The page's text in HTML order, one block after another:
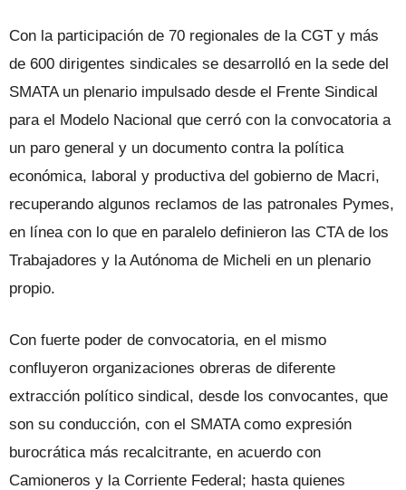
Con la participación de 70 regionales de la CGT y más
de 600 dirigentes sindicales se desarrolló en la sede del
SMATA un plenario impulsado desde el Frente Sindical
para el Modelo Nacional que cerró con la convocatoria a
un paro general y un documento contra la política
económica, laboral y productiva del gobierno de Macri,
recuperando algunos reclamos de las patronales Pymes,
en línea con lo que en paralelo definieron las CTA de los
Trabajadores y la Autónoma de Micheli en un plenario
propio.
Con fuerte poder de convocatoria, en el mismo
confluyeron organizaciones obreras de diferente
extracción político sindical, desde los convocantes, que
son su conducción, con el SMATA como expresión
burocrática más recalcitrante, en acuerdo con
Camioneros y la Corriente Federal; hasta quienes